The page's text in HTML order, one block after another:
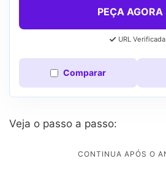
PEÇA AGORA
URL Verificada
Comparar
Veja o passo a passo: